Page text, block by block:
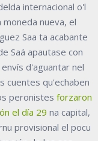
internacional o'l
nueva, el
Saa ta acabante
Saá apautase con
d'aguantar nel
cuentes qu'echaben
peronistes forzaron
el día 29 na capital,
provisional el pocu